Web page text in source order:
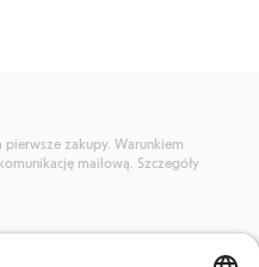
zakupy. Warunkiem
mailową. Szczegóły